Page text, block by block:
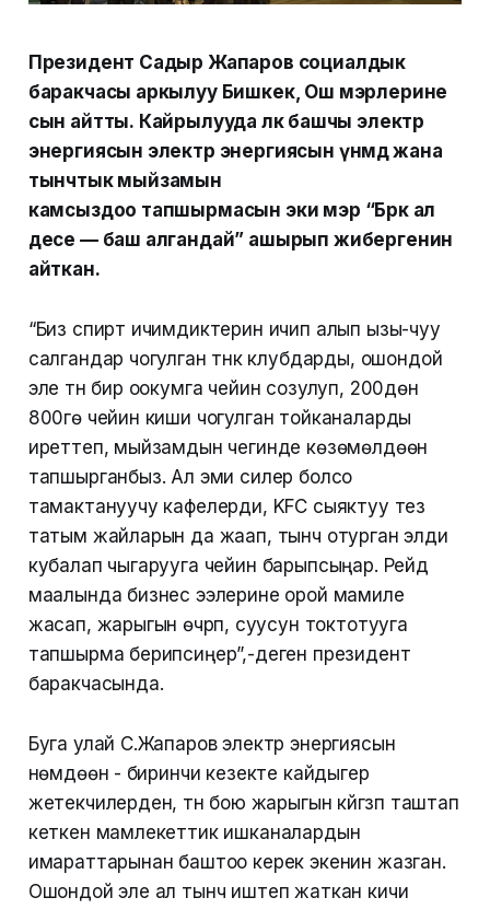
Президент Садыр Жапаров социалдык
баракчасы аркылуу Бишкек, Ош мэрлерине
сын айтты. Кайрылууда өлкө башчы электр
энергиясын электр энергиясын үнөмдөө жана
тынчтык мыйзамын
камсыздоо тапшырмасын эки мэр “Бөрк ал
десе — баш алгандай” ашырып жибергенин
айткан.
“Биз спирт ичимдиктерин ичип алып ызы-чуу
салгандар чогулган түнкү клубдарды, ошондой
эле түн бир оокумга чейин созулуп, 200дөн
800гө чейин киши чогулган тойканаларды
иреттеп, мыйзамдын чегинде көзөмөлдөөнү
тапшырганбыз. Ал эми силер болсо
тамактануучу кафелерди, KFC сыяктуу тез
татым жайларын да жаап, тынч отурган элди
кубалап чыгарууга чейин барыпсыңар. Рейд
маалында бизнес ээлерине орой мамиле
жасап, жарыгын өчүрүп, суусун токтотууга
тапшырма берипсиңер”,-деген президент
баракчасында.
Буга улай С.Жапаров электр энергиясын
үнөмдөөнү - биринчи кезекте кайдыгер
жетекчилерден, түнү бою жарыгын күйгүзүп таштап
кеткен мамлекеттик ишканалардын
имараттарынан баштоо керек экенин жазган.
Ошондой эле ал тынч иштеп жаткан кичи